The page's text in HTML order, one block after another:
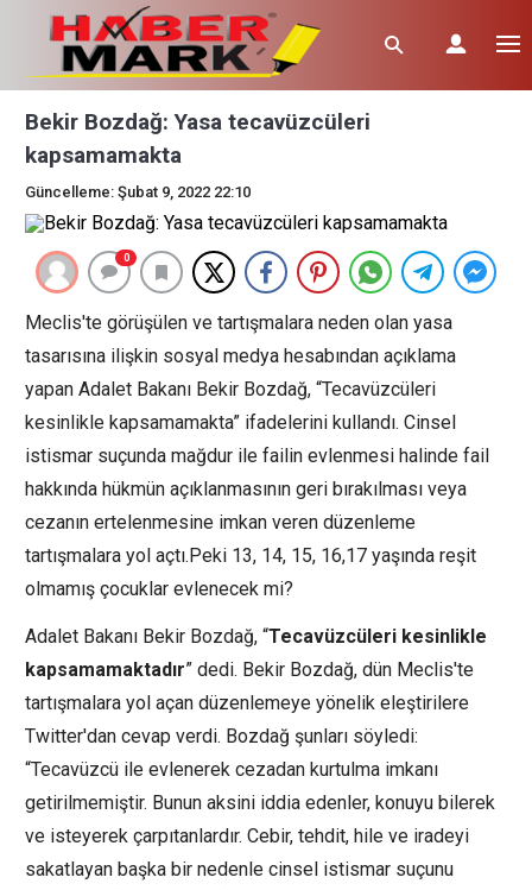
Bekir Bozdağ: Yasa tecavüzcüleri
kapsamamakta
Güncelleme: Şubat 9, 2022 22:10
0
Meclis'te görüşülen ve tartışmalara neden olan yasa
tasarısına ilişkin sosyal medya hesabından açıklama
yapan Adalet Bakanı Bekir Bozdağ, “Tecavüzcüleri
kesinlikle kapsamamakta” ifadelerini kullandı. Cinsel
istismar suçunda mağdur ile failin evlenmesi halinde fail
hakkında hükmün açıklanmasının geri bırakılması veya
cezanın ertelenmesine imkan veren düzenleme
tartışmalara yol açtı.Peki 13, 14, 15, 16,17 yaşında reşit
olmamış çocuklar evlenecek mi?
Adalet Bakanı Bekir Bozdağ, “Tecavüzcüleri kesinlikle
kapsamamaktadır” dedi. Bekir Bozdağ, dün Meclis'te
tartışmalara yol açan düzenlemeye yönelik eleştirilere
Twitter'dan cevap verdi. Bozdağ şunları söyledi:
“Tecavüzcü ile evlenerek cezadan kurtulma imkanı
getirilmemiştir. Bunun aksini iddia edenler, konuyu bilerek
ve isteyerek çarpıtanlardır. Cebir, tehdit, hile ve iradeyi
sakatlayan başka bir nedenle cinsel istismar suçunu